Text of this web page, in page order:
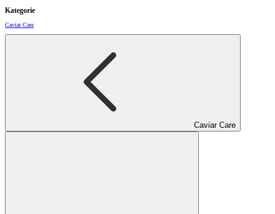
Kategorie
Caviar Care
Caviar Care